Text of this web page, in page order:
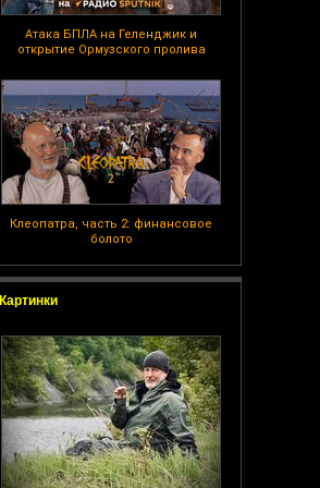
Атака БПЛА на Геленджик и
открытие Ормузского пролива
Клеопатра, часть 2: финансовое
болото
Картинки